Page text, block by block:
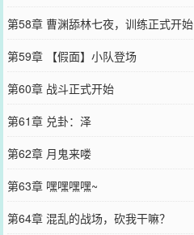
第58章 曹渊舔林七夜，训练正式开始
第59章 【假面】小队登场
第60章 战斗正式开始
第61章 兑卦：泽
第62章 月鬼来喽
第63章 嘿嘿嘿嘿~
第64章 混乱的战场，砍我干嘛？